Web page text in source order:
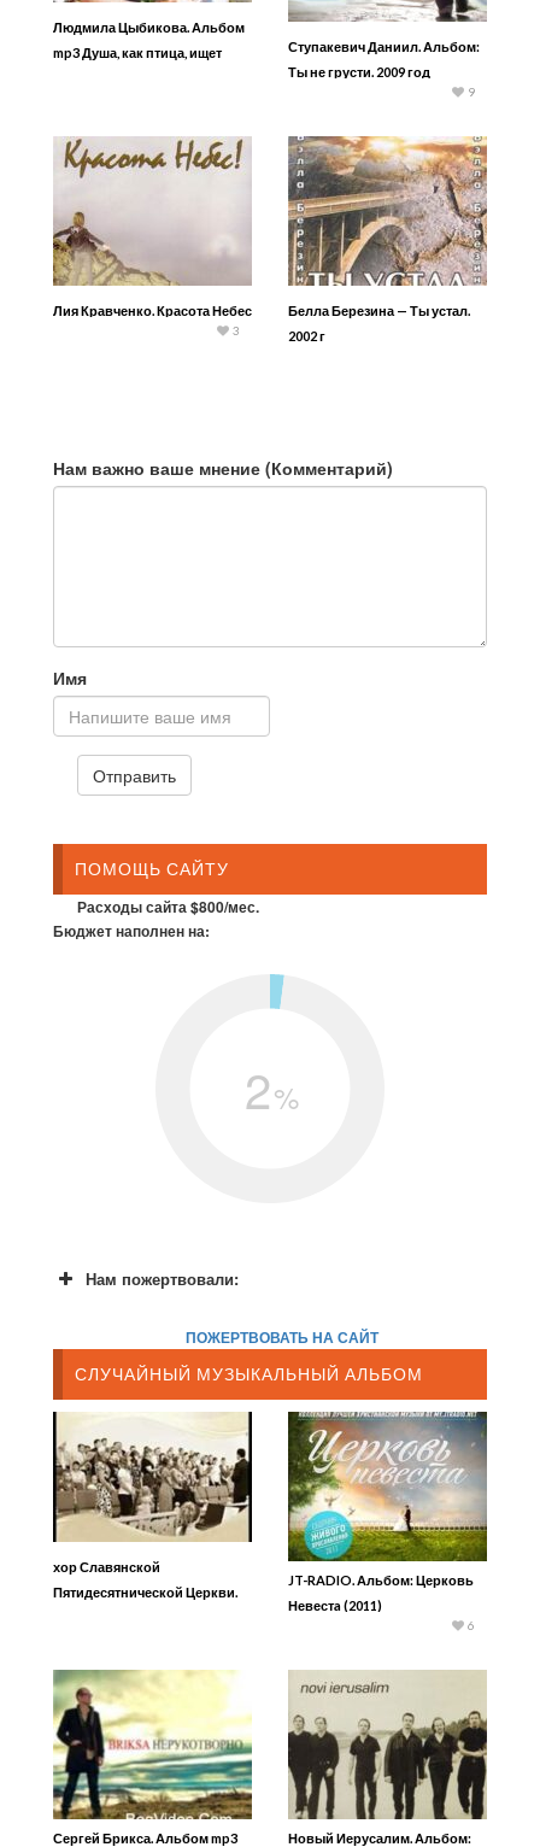
Людмила Цыбикова. Альбом
mp3 Душа, как птица, ищет
Ступакевич Даниил. Альбом:
Ты не грусти. 2009 год
9
Лия Кравченко. Красота Небес
3
Белла Березина — Ты устал.
2002 г
Нам важно ваше мнение (Комментарий)
Имя
ПОМОЩЬ САЙТУ
Расходы сайта $800/мес.
Бюджет наполнен на:
2%
Нам пожертвовали:
ПОЖЕРТВОВАТЬ НА САЙТ
СЛУЧАЙНЫЙ МУЗЫКАЛЬНЫЙ АЛЬБОМ
хор Славянской
Пятидесятнической Церкви.
JT-RADIO. Альбом: Церковь
Невестa (2011)
6
Сергей Брикса. Альбом mp3
Новый Иерусалим. Альбом: